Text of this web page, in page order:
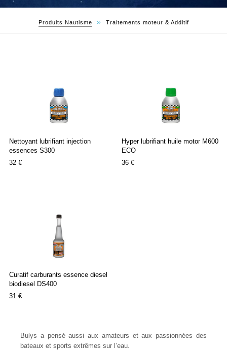
Produits Nautisme » Traitements moteur & Additif
Nettoyant lubrifiant injection
essences S300
32 €
Hyper lubrifiant huile motor M600
ECO
36 €
Curatif carburants essence diesel
biodiesel DS400
31 €
Bulys a pensé aussi aux amateurs et aux passionnées des
bateaux et sports extrêmes sur l’eau.